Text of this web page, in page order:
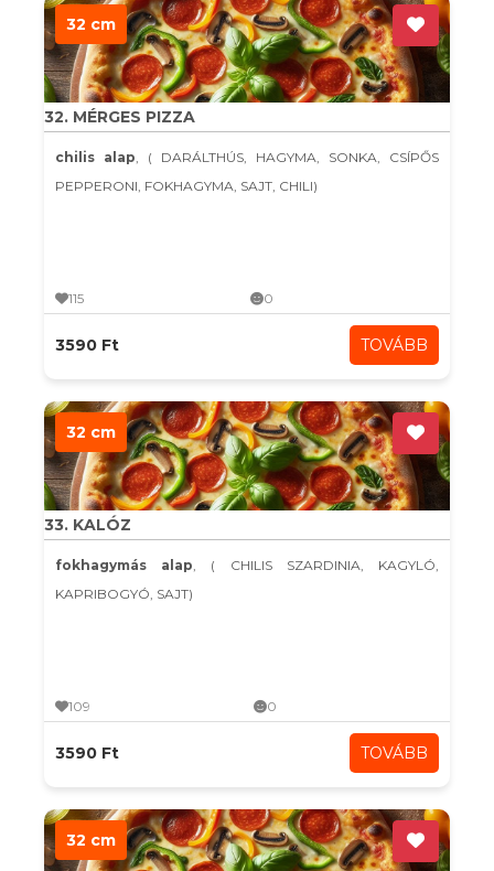
32 cm
32. MÉRGES PIZZA
chilis alap, ( DARÁLTHÚS, HAGYMA, SONKA, CSÍPŐS
PEPPERONI, FOKHAGYMA, SAJT, CHILI)
115 0
3590 Ft TOVÁBB
32 cm
33. KALÓZ
fokhagymás alap, ( CHILIS SZARDINIA, KAGYLÓ,
KAPRIBOGYÓ, SAJT)
109 0
3590 Ft TOVÁBB
32 cm